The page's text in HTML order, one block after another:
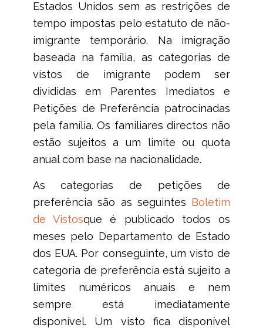
Estados Unidos sem as restrições de
tempo impostas pelo estatuto de não-
imigrante temporário. Na imigração
baseada na família, as categorias de
vistos de imigrante podem ser
divididas em Parentes Imediatos e
Petições de Preferência patrocinadas
pela família. Os familiares directos não
estão sujeitos a um limite ou quota
anual com base na nacionalidade.
As categorias de petições de
preferência são as seguintes Boletim
de Vistosque é publicado todos os
meses pelo Departamento de Estado
dos EUA. Por conseguinte, um visto de
categoria de preferência está sujeito a
limites numéricos anuais e nem
sempre está imediatamente
disponível. Um visto fica disponível